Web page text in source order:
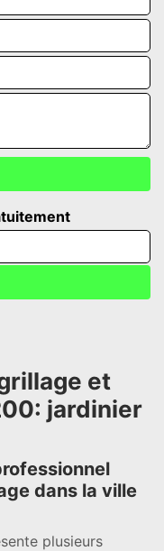
et
jardinier
dans la ville
plusieurs